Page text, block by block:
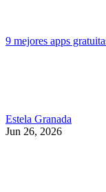
9 mejores apps
Estela Granada
Jun 26, 2026